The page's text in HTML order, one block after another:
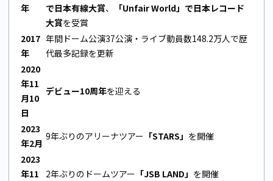
年
で日本有線大賞、
「Unfair World」で日本レコード
大賞を受賞
2017
年
年間ドーム公演37公演・ライブ動員数148.2万人で歴
代最多記録を更新
2020
年11
月10
日
デビュー10周年を迎える
2023
年2月
9年ぶりのアリーナツアー 「STARS」 を開催
2023
年11
2年ぶりのドームツアー 「JSB LAND」 を開催